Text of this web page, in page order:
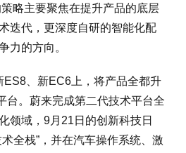
略主要聚焦在提升产品的底层
迭代，更深度自研的智能化配
力的方向。
、新EC6上，将产品全都升
台。蔚来完成第二代技术平台全
领域，9月21日的创新科技日
术全栈”，并在汽车操作系统、激